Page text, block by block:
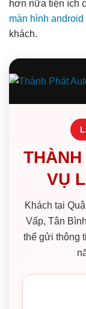
hơn nữa tiện ích
màn hình android
khách.
VỤ
Khách tại
Vấp, Tân
thể gửi thông